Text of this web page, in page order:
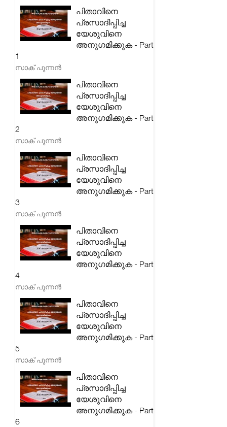
പിതാവിനെ
പ്രസാദിപ്പിച്ച
യേശുവിനെ
അനുഗമിക്കുക - Part
1
സാക് പുന്നൻ
പിതാവിനെ
പ്രസാദിപ്പിച്ച
യേശുവിനെ
അനുഗമിക്കുക - Part
2
സാക് പുന്നൻ
പിതാവിനെ
പ്രസാദിപ്പിച്ച
യേശുവിനെ
അനുഗമിക്കുക - Part
3
സാക് പുന്നൻ
പിതാവിനെ
പ്രസാദിപ്പിച്ച
യേശുവിനെ
അനുഗമിക്കുക - Part
4
സാക് പുന്നൻ
പിതാവിനെ
പ്രസാദിപ്പിച്ച
യേശുവിനെ
അനുഗമിക്കുക - Part
5
സാക് പുന്നൻ
പിതാവിനെ
പ്രസാദിപ്പിച്ച
യേശുവിനെ
അനുഗമിക്കുക - Part
6